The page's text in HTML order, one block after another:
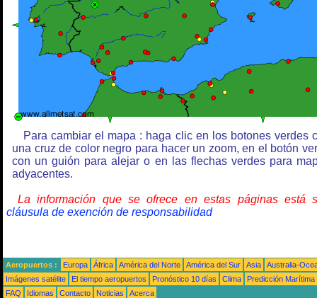
Para cambiar el mapa : haga clic en los botones verdes
una cruz de color negro para hacer un zoom, en el botón
con un guión para alejar o en las flechas verdes para
adyacentes.
La información que se ofrece en estas páginas está
cláusula de exención de responsabilidad
Aeropuertos : Europa África América del Norte América del Sur Asia
Australia-
Imágenes satélite
El tiempo aeropuertos Pronóstico 10 días Clima
Predicción Marítima
FAQ
Idiomas Contacto Noticias Acerca